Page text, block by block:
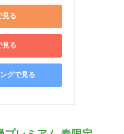
る
見る
グで見る